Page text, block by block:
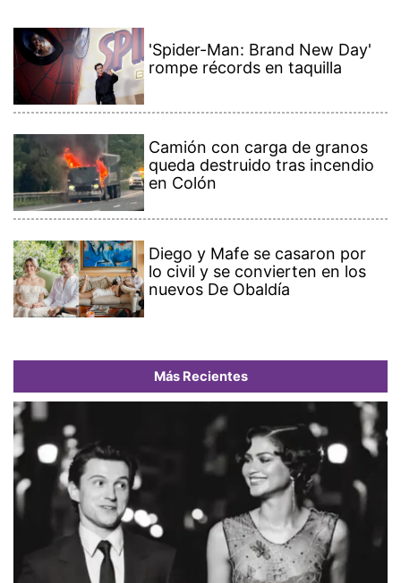
'Spider-Man: Brand New Day'
rompe récords en taquilla
Camión con carga de granos
queda destruido tras incendio
en Colón
Diego y Mafe se casaron por
lo civil y se convierten en los
nuevos De Obaldía
Más Recientes